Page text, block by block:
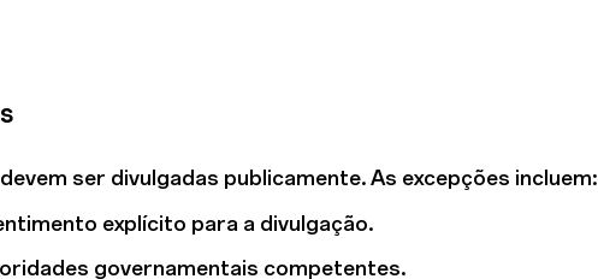
ser divulgadas publicamente. As excepções incluem:
explícito para a divulgação.
governamentais competentes.